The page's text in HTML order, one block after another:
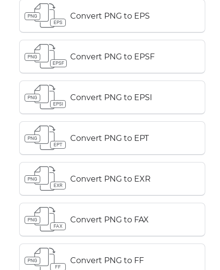
PNG
EPS
Convert PNG to EPS
PNG
EPSF
Convert PNG to EPSF
PNG
EPSI
Convert PNG to EPSI
PNG
EPT
Convert PNG to EPT
PNG
EXR
Convert PNG to EXR
PNG
FAX
Convert PNG to FAX
PNG
FF
Convert PNG to FF